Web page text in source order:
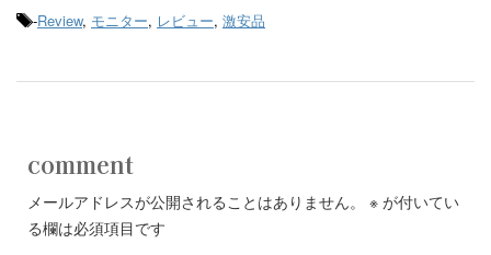
-Review, モニター, レビュー, 激安品
comment
メールアドレスが公開されることはありません。 ※ が付いてい
る欄は必須項目です